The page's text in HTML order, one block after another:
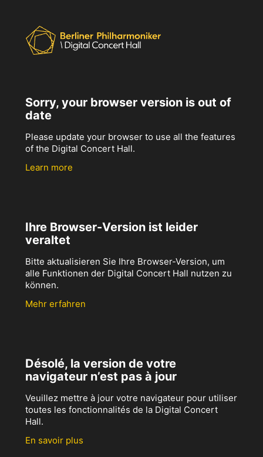
Sorry, your browser version is out of
date
Please update your browser to use all the features
of the Digital Concert Hall.
Learn more
Ihre Browser-Version ist leider
veraltet
Bitte aktualisieren Sie Ihre Browser-Version, um
alle Funktionen der Digital Concert Hall nutzen zu
können.
Mehr erfahren
Désolé, la version de votre
navigateur n’est pas à jour
Veuillez mettre à jour votre navigateur pour utiliser
toutes les fonctionnalités de la Digital Concert
Hall.
En savoir plus